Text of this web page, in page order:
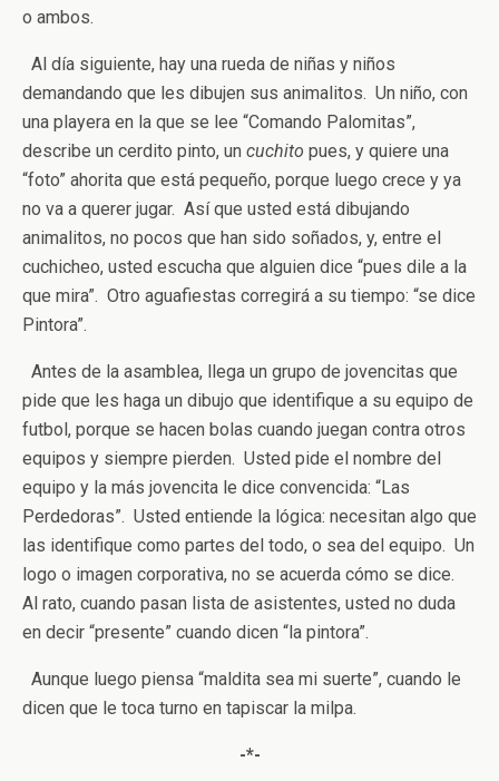
o ambos.
Al día siguiente, hay una rueda de niñas y niños
demandando que les dibujen sus animalitos. Un niño, con
una playera en la que se lee “Comando Palomitas”,
describe un cerdito pinto, un cuchito pues, y quiere una
“foto” ahorita que está pequeño, porque luego crece y ya
no va a querer jugar. Así que usted está dibujando
animalitos, no pocos que han sido soñados, y, entre el
cuchicheo, usted escucha que alguien dice “pues dile a la
que mira”. Otro aguafiestas corregirá a su tiempo: “se dice
Pintora”.
Antes de la asamblea, llega un grupo de jovencitas que
pide que les haga un dibujo que identifique a su equipo de
futbol, porque se hacen bolas cuando juegan contra otros
equipos y siempre pierden. Usted pide el nombre del
equipo y la más jovencita le dice convencida: “Las
Perdedoras”. Usted entiende la lógica: necesitan algo que
las identifique como partes del todo, o sea del equipo. Un
logo o imagen corporativa, no se acuerda cómo se dice.
Al rato, cuando pasan lista de asistentes, usted no duda
en decir “presente” cuando dicen “la pintora”.
Aunque luego piensa “maldita sea mi suerte”, cuando le
dicen que le toca turno en tapiscar la milpa.
-*-